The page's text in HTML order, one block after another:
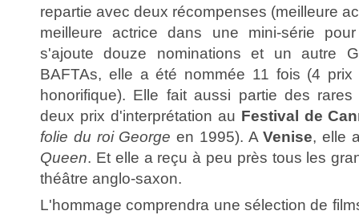
repartie avec deux récompenses (meilleure
meilleure actrice dans une mini-série
s'ajoute douze nominations et un autre
BAFTAs, elle a été nommée 11 fois (4
honorifique). Elle fait aussi partie des
deux prix d'interprétation au Festival de
folie du roi George en 1995). AVenise, elle
Queen. Et elle a reçu à peu près tous les
théâtre anglo-saxon.
L'hommage comprendra une sélection de